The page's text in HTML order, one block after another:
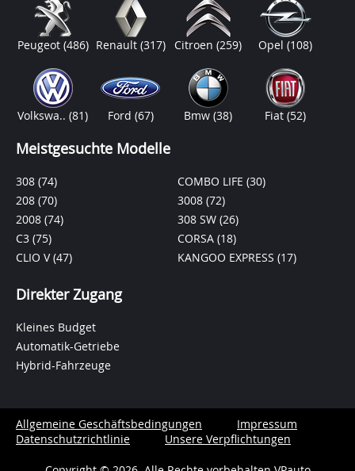
Peugeot (486) Renault (317) Citroen(259) Opel(108)
Volkswa..(81) Ford (67) Bmw(38) Fiat(52)
Meistgesuchte Modelle
308 (74)
208 (70)
2008 (74)
C3 (75)
CLIO V(47)
COMBO LIFE (30)
3008 (72)
308 SW (26)
CORSA (18)
KANGOO EXPRESS (17)
Direkter Zugang
Kleines Budget
Automatik-Getriebe
Hybrid-Fahrzeuge
Allgemeine Geschäftsbedingungen
Impressum
Datenschutzrichtlinie
Unsere Verpflichtungen